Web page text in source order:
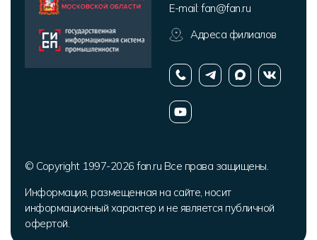
E-mail: fan@fan.ru
Адреса филиалов
© Copyright 1997-2026 fan.ru Все права защищены.
Информация, размещенная на сайте, носит
информационный характер и не является публичной
офертой.